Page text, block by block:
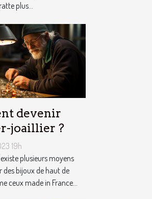
plus...
devenir
joaillier ?
19h
plusieurs moyens
bijoux de haut de
ceux made in France...